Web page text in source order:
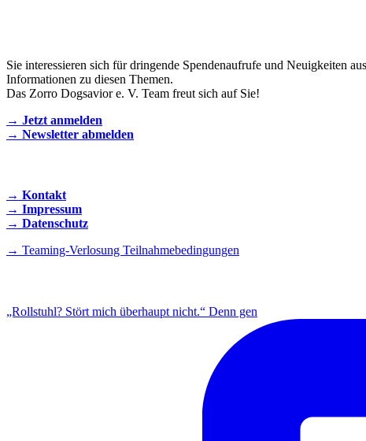
Sie interessieren sich für dringende Spendenaufrufe und Neuigkeiten
Informationen zu diesen Themen.
Das Zorro Dogsavior e. V. Team freut sich auf Sie!
→ Jetzt anmelden
→ Newsletter abmelden
→ Kontakt
→ Impressum
→ Datenschutz
→ Teaming-Verlosung Teilnahmebedingungen
„Rollstuhl? Stört mich überhaupt nicht.“ Denn gen